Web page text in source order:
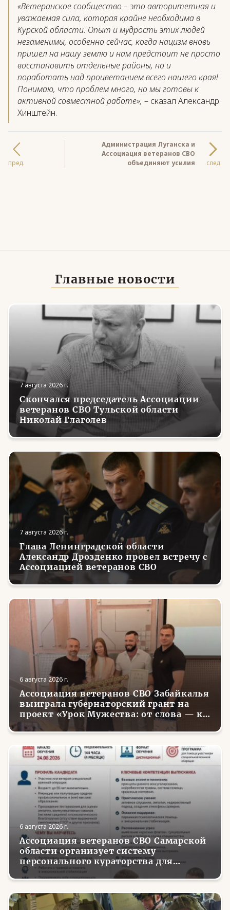
«Ветеранское сообщество – это авторитетная и
уважаемая сила, которая крайне необходима в
Курской области. Опыт и мудрость этих людей
незаменимы, особенно сейчас, когда нацизм вновь
пришел на нашу землю и нам предстоит не просто
восстановить отдельные районы, но и
поработать над процветанием всего нашего края!
Понимаю, что проблем много, но мы готовы к
активной совместной работе», – сказал Александр
Хинштейн.
пред.
Администрация Луганска и
Ассоциация ветеранов СВО
объединяют усилия
след.
Главные новости
7 августа 2026 г.
Скончался председатель Ассоциации
ветеранов СВО Тульской области
Николай Глаголев
7 августа 2026 г.
Глава Ленинградской области
Александр Дрозденко провел встречу с
Ассоциацией ветеранов СВО
6 августа 2026 г.
Ассоциация ветеранов СВО Забайкалья
выиграла губернаторский грант на
проект «Урок Мужества: от слова — к
делу»
6 августа 2026 г.
Ассоциация ветеранов СВО Самарской
области организует систему
персонального кураторства для
трудоустройства и социализации
вернувшихся с фронта бойцов